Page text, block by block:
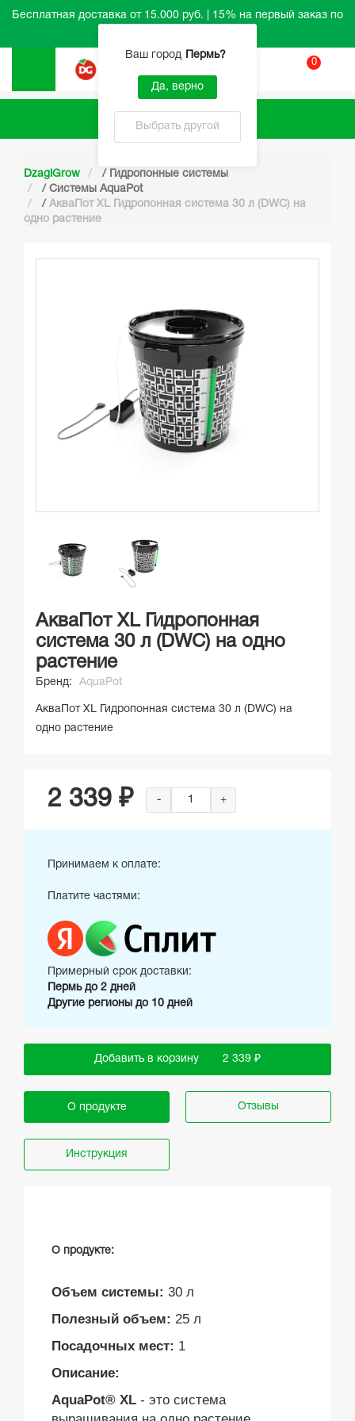
Бесплатная доставка от 15.000 руб. | 15% на первый заказ по
Ваш город Пермь?
Да, верно
Выбрать другой
0
Каталог
DzagiGrow / Гидропонные системы
/ Системы AquaPot
/ АкваПот XL Гидропонная система 30 л (DWC) на
одно растение
АкваПот XL Гидропонная
система 30 л (DWC) на одно
растение
Бренд: AquaPot
АкваПот XL Гидропонная система 30 л (DWC) на
одно растение
2 339 ₽ - +
Принимаем к оплате:
Платите частями:
Примерный срок доставки:
Пермь до 2 дней
Другие регионы до 10 дней
Добавить в корзину 2 339 ₽
О продукте Отзывы
Инструкция
О продукте:
Объем системы: 30 л
Полезный объем: 25 л
Посадочных мест: 1
Описание:
AquaPot® XL - это система